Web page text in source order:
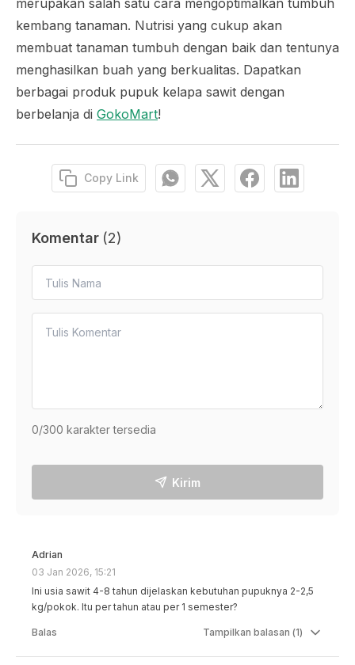
merupakan salah satu cara mengoptimalkan tumbuh
kembang tanaman. Nutrisi yang cukup akan
membuat tanaman tumbuh dengan baik dan tentunya
menghasilkan buah yang berkualitas. Dapatkan
berbagai produk pupuk kelapa sawit dengan
berbelanja di GokoMart!
Copy Link
Komentar (2)
0/300 karakter tersedia
Kirim
Adrian
03 Jan 2026, 15:21
Ini usia sawit 4-8 tahun dijelaskan kebutuhan pupuknya 2-2,5
kg/pokok. Itu per tahun atau per 1 semester?
Balas Tampilkan balasan (1)